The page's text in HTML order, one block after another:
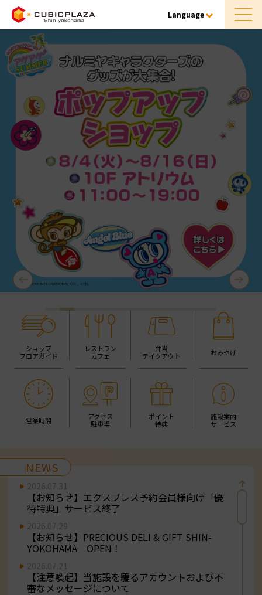
Language
Previous Next
ショップ
フロアガイド
レストラン
カフェ
弁当
テイクアウト
おみやげ
営業時間
アクセス
駐車場
ポイント
特典
施設案内
サービス
NEWS
2026.07.31
【お知らせ】エクスプレス予約会員様向け「優
待特典」サービス終了
2026.07.29
【お知らせ】PRECIOUS DELI & GIFT SHIN-
YOKOHAMA OPEN！
2026.07.21
【注意喚起】当施設を騙るアカウントおよび不
審なメッセージについて